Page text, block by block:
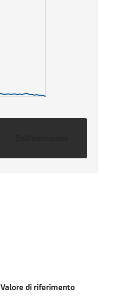
Valore di riferimento